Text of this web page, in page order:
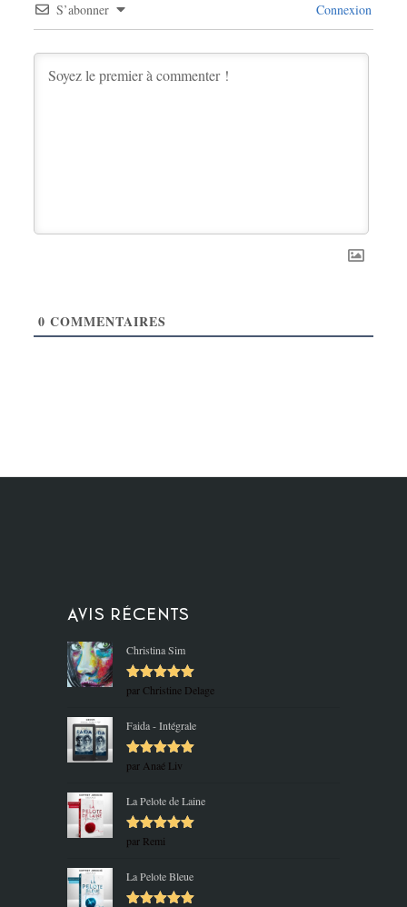
S’abonner Connexion
0 COMMENTAIRES
Avis récents
Christina Sim
Note5sur
par Christine Delage
Faida - Intégrale
Note5sur
par Anaé Liv
La Pelote de Laine
Note5sur
par Remi
La Pelote Bleue